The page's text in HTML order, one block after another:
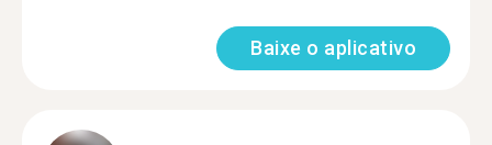
Baixe o aplicativo